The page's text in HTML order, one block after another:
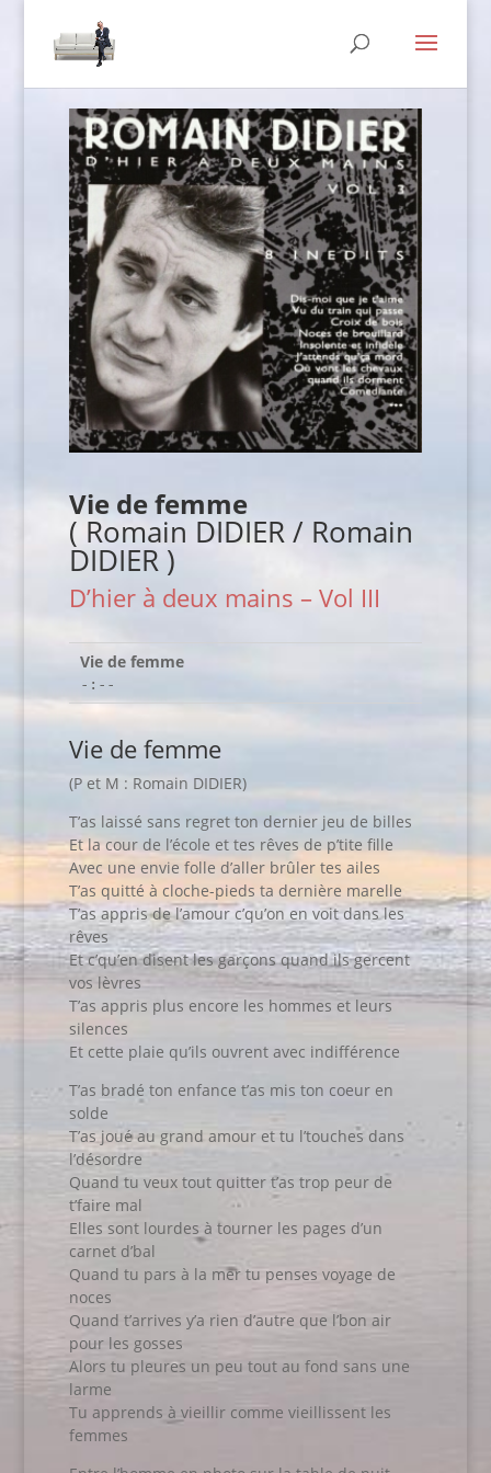
Vie de femme
( Romain DIDIER / Romain
DIDIER )
D’hier à deux mains – Vol III
Vie de femme
-:--
Vie de femme
(P et M : Romain DIDIER)
T’as laissé sans regret ton dernier jeu de billes
Et la cour de l’école et tes rêves de p’tite fille
Avec une envie folle d’aller brûler tes ailes
T’as quitté à cloche-pieds ta dernière marelle
T’as appris de l’amour c’qu’on en voit dans les
rêves
Et c’qu’en disent les garçons quand ils gercent
vos lèvres
T’as appris plus encore les hommes et leurs
silences
Et cette plaie qu’ils ouvrent avec indifférence
T’as bradé ton enfance t’as mis ton coeur en
solde
T’as joué au grand amour et tu l’touches dans
l’désordre
Quand tu veux tout quitter t’as trop peur de
t’faire mal
Elles sont lourdes à tourner les pages d’un
carnet d’bal
Quand tu pars à la mer tu penses voyage de
noces
Quand t’arrives y’a rien d’autre que l’bon air
pour les gosses
Alors tu pleures un peu tout au fond sans une
larme
Tu apprends à vieillir comme vieillissent les
femmes